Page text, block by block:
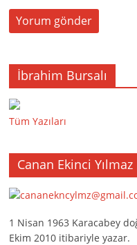
İbrahim Bursalı
Tüm Yazıları
Canan Ekinci Yılmaz
1 Nisan 1963 Karacabey
Ekim 2010 itibariyle yazar.